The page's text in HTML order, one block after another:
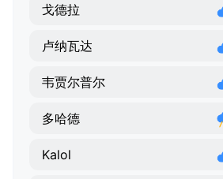
戈德拉
卢纳瓦达
韦贾尔普尔
多哈德
Kalol